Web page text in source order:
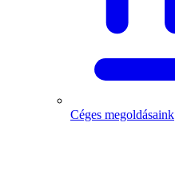
Céges megoldásaink